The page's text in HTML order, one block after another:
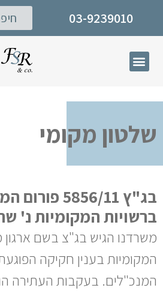
03-9239010
שלטון מקומי
בג"ץ 5856/11
ברשויות המקומיות נ'
משרדנו הגיש בג"צ בשם ארגון
המקומיות בענין חקיקה
המנכ"לים. בעקבות העתירה